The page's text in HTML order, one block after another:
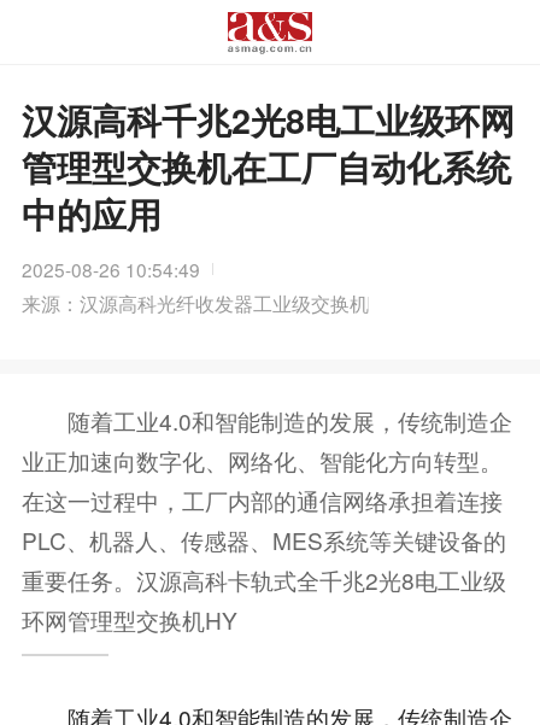
汉源高科千兆2光8电工业级环网
管理型交换机在工厂自动化系统
中的应用
2025-08-26 10:54:49
来源：汉源高科光纤收发器工业级交换机
随着工业4.0和智能制造的发展，传统制造企
业正加速向数字化、网络化、智能化方向转型。
在这一过程中，工厂内部的通信网络承担着连接
PLC、机器人、传感器、MES系统等关键设备的
重要任务。汉源高科卡轨式全千兆2光8电工业级
环网管理型交换机HY
随着工业4.0和智能制造的发展，传统制造企